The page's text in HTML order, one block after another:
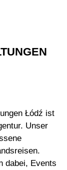
Łódź ist
Unser
dabei, Events